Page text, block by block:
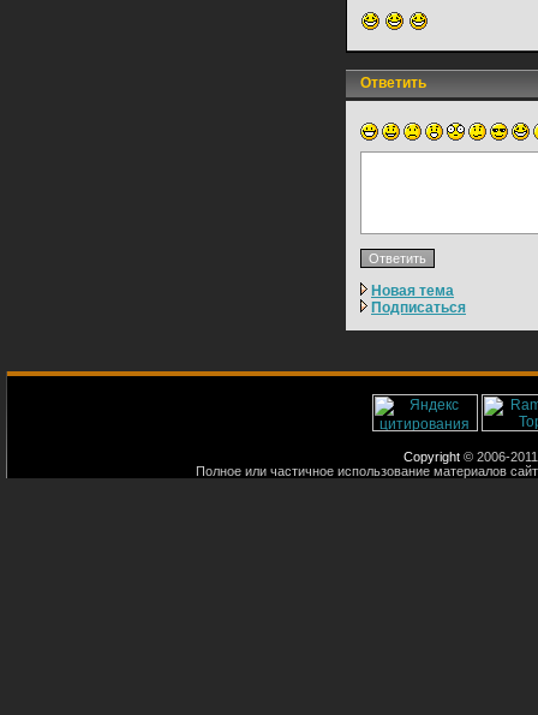
Ответить
Новая тема
Подписаться
Copyright © 2006-
Полное или частичное использование материалов